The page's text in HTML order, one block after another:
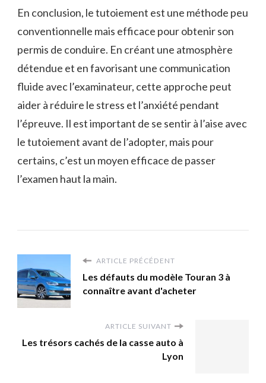
En conclusion, le tutoiement est une méthode peu
conventionnelle mais efficace pour obtenir son
permis de conduire. En créant une atmosphère
détendue et en favorisant une communication
fluide avec l’examinateur, cette approche peut
aider à réduire le stress et l’anxiété pendant
l’épreuve. Il est important de se sentir à l’aise avec
le tutoiement avant de l’adopter, mais pour
certains, c’est un moyen efficace de passer
l’examen haut la main.
ARTICLE PRÉCÉDENT
Les défauts du modèle Touran 3 à
connaître avant d'acheter
ARTICLE SUIVANT
Les trésors cachés de la casse auto à
Lyon